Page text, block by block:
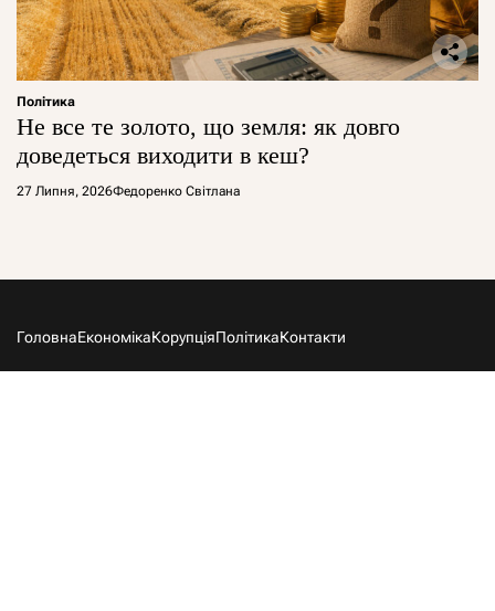
Політика
Не все те золото, що земля: як довго
доведеться виходити в кеш?
27 Липня, 2026Федоренко Світлана
ГоловнаЕкономікаКорупціяПолітикаКонтакти